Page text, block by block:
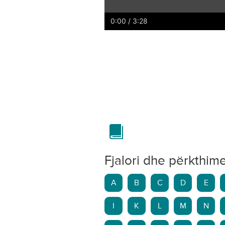
0:00 / 3:28
Fjalori dhe
A B C D E
I K L M N